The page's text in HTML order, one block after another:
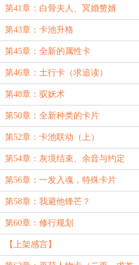
第41章：白骨夫人、冥婚赘婿
第43章：卡池升格
第45章：全新的属性卡
第46章：土行卡（求追读）
第48章：驭妖术
第50章：全新种类的卡片
第52章：卡池联动（上）
第54章：灰境结束、余音与约定
第56章：一发入魂，特殊卡片
第58章：我避他锋芒？
第60章：修行规划
【上架感言】